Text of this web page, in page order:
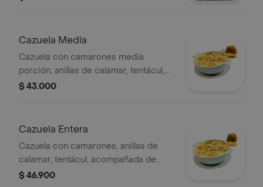
Cazuela Media
Cazuela con camarones media
porción, anillas de calamar, tentácul,
acompañada de arroz con coco y
$ 43.000
Cazuela Entera
Cazuela con camarones, anillas de
calamar, tentácul, acompañada de
arroz con coco y patacones.
$ 46.900